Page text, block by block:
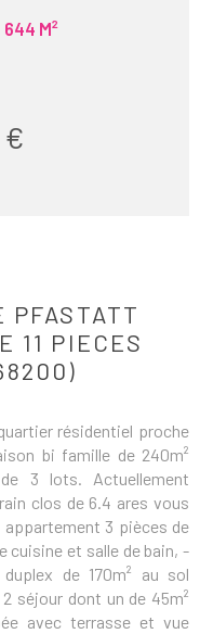
644 M²
PFASTATT
11 PIECES
résidentiel proche
bi famille de 240m²
3 lots. Actuellement
clos de 6.4 ares vous
3 pièces de
cuisine et salle de bain, -
de 170m² au sol
séjour dont un de 45m²
avec terrasse et vue